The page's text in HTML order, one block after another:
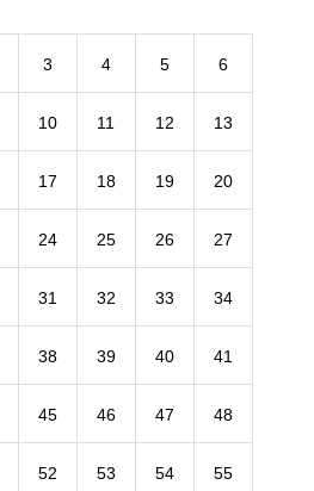
3 4 5 6
10 11 12 13
17 18 19 20
24 25 26 27
31 32 33 34
38 39 40 41
45 46 47 48
52 53 54 55